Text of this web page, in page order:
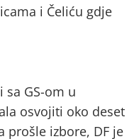
i Čeliću gdje
GS-om u
osvojiti oko deset
prošle izbore, DF je